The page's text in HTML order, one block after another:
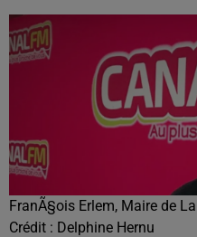
FranÃ§ois Erlem, Maire de
Crédit : Delphine Hernu